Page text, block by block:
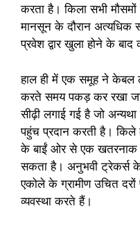
करता है। किला सभी
मानसून के दौरान अत्यधिक
प्रवेश द्वार खुला होने के बाद
हाल ही में एक समूह ने केबल
करते समय पकड़ कर रखा
सीढ़ी लगाई गई है जो
पहुंच प्रदान करती है।
के बाईं ओर से एक खतरनाक
सकता है। अनुभवी ट्रेकर्स के
एकोले के ग्रामीण उचित दरों
व्यवस्था करते हैं।